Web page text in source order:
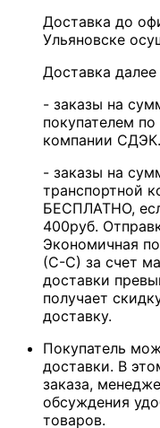
Доставка до
Ульяновске
Доставка
- заказы на
покупателем
компании СДЭК.
- заказы на
транспортной
БЕСПЛАТНО,
400руб.
Экономичная
(С-С) за счет
доставки
получает
доставку.
Покупатель
доставки. В
заказа,
обсуждения
товаров.